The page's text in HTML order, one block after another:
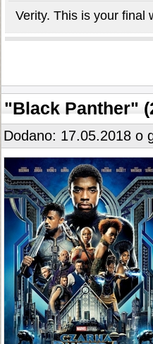
"Black Panther"
Dodano: 17.05.2018 o